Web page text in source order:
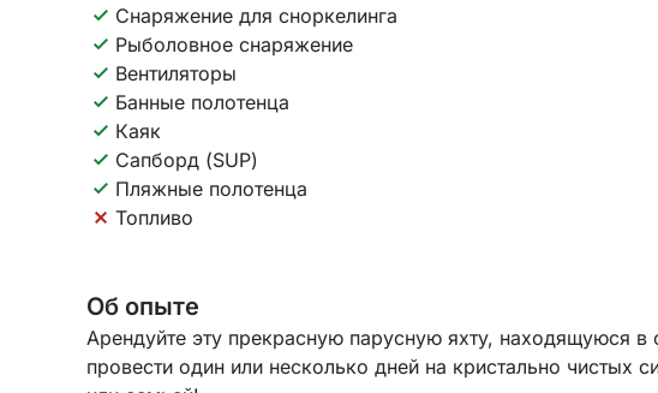
Снаряжение для сноркелинга
Рыболовное снаряжение
Вентиляторы
Банные полотенца
Каяк
Сапборд (SUP)
Пляжные полотенца
Топливо
Об опыте
Арендуйте эту прекрасную парусную яхту, находящуюся в
провести один или несколько дней на кристально чистых